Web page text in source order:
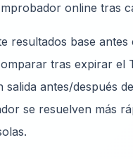
online tras
resultados base
tras expirar el
salida antes/después
se resuelven más